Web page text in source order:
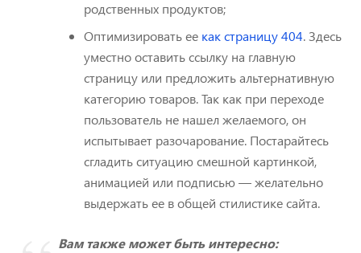
родственных продуктов;
Оптимизировать ее как страницу 404. Здесь
уместно оставить ссылку на главную
страницу или предложить альтернативную
категорию товаров. Так как при переходе
пользователь не нашел желаемого, он
испытывает разочарование. Постарайтесь
сгладить ситуацию смешной картинкой,
анимацией или подписью — желательно
выдержать ее в общей стилистике сайта.
Вам также может быть интересно: